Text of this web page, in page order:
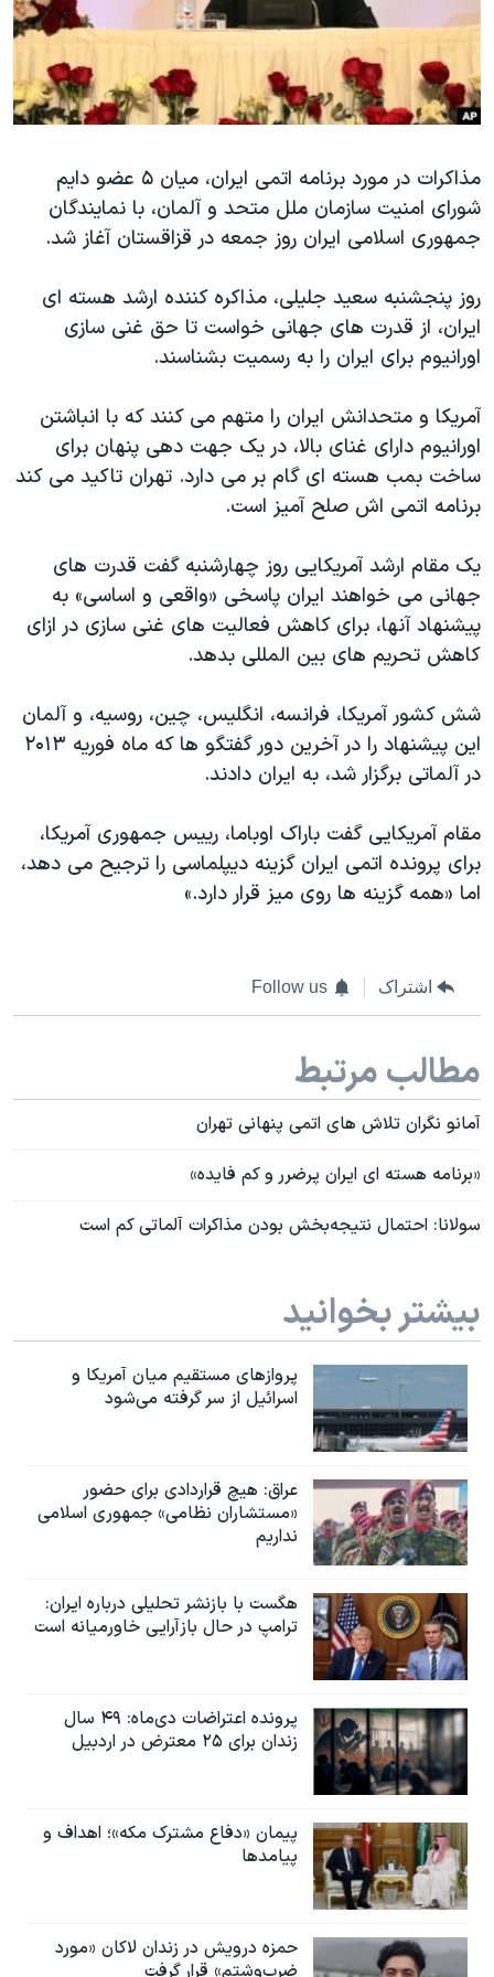
فرهنگ و زندگی
حقوق شهروندی
اقتصادی
اسرائیل در جنگ
گالری عکس
مستندها
انتخابات ریاست جمهوری آمریکا ۲۰۲۴
حمله جمهوری اسلامی به اسرائیل
ورزش زنان در ایران
اعتراضات زن، زندگی، آزادی
تریبونال مردمی آبان ۹۸
دادگاه حمید نوری
قانون شفافیت دارائی کادر رهبری ایران
اعتراضات مردمی آبان ۹۸
اسرائیل در جنگ
همایش محافظه‌کاران آمریکا «سی‌پک»
صفحه‌های ویژه
سفر پرزیدنت ترامپ به چین
دنبال کنید
زبانهای مختلف
مذاکرات در مورد برنامه اتمی ایران، میان ۵ عضو دايم
شورای امنیت سازمان ملل متحد و آلمان، با نمایندگان
جمهوری اسلامی ایران روز جمعه در قزاقستان آغاز شد.
روز پنجشنبه سعید جلیلی، مذاکره کننده ارشد هسته ای
ایران، از قدرت های جهانی خواست تا حق غنی سازی
اورانیوم برای ایران را به رسمیت بشناسند.
آمریکا و متحدانش ایران را متهم می کنند که با انباشتن
اورانیوم دارای غنای بالا، در یک جهت دهی پنهان برای
ساخت بمب هسته ای گام بر می دارد. تهران تاکید می کند
برنامه اتمی اش صلح آمیز است.
یک مقام ارشد آمریکایی روز چهارشنبه گفت قدرت های
جهانی می خواهند ایران پاسخی «واقعی و اساسی» به
پیشنهاد آنها، برای کاهش فعالیت های غنی سازی در ازای
کاهش تحریم های بین المللی بدهد.
شش کشور آمریکا، فرانسه، انگلیس، چین، روسیه، و آلمان
این پیشنهاد را در آخرین دور گفتگو ها که ماه فوریه ۲۰۱۳
در آلماتی برگزار شد، به ایران دادند.
مقام آمریکایی گفت باراک اوباما، رییس جمهوری آمریکا،
برای پرونده اتمی ایران گزینه دیپلماسی را ترجیح می دهد،
اما «همه گزینه ها روی میز قرار دارد.»
اشتراک Follow us
مطالب مرتبط
آمانو نگران تلاش های اتمی پنهانی تهران
«برنامه هسته ای ایران پرضرر و کم فایده»
سولانا: احتمال نتیجه‌بخش بودن مذاکرات آلماتی کم است
بیشتر بخوانید
پروازهای مستقیم میان آمریکا و
اسرائیل از سر گرفته می‌شود
عراق: هیچ قراردادی برای حضور
«مستشاران نظامی» جمهوری اسلامی
نداریم
هگست با بازنشر تحلیلی درباره ایران:
ترامپ در حال بازآرایی خاورمیانه است
پرونده اعتراضات دی‌ماه: ۴۹ سال
زندان برای ۲۵ معترض در اردبیل
پیمان «دفاع مشترک مکه»؛ اهداف و
پیامدها
حمزه درویش در زندان لاکان «مورد
ضرب‌وشتم» قرار گرفت